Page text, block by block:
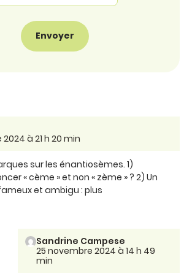
à 21 h 20 min
sur les énantiosèmes. 1)
« cème » et non « zème » ? 2) Un
et ambigu : plus
Sandrine Campese
25 novembre 2024 à 14 h 49
min